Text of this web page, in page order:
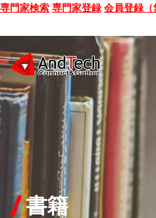
専門家検索 専門家登録 会員登録（
SEMINAR
BOOK
CONSULTING
SERVICE
書籍